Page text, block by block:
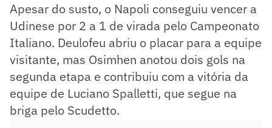
Apesar do susto, o Napoli conseguiu vencer a
Udinese por 2 a 1 de virada pelo Campeonato
Italiano. Deulofeu abriu o placar para a equipe
visitante, mas Osimhen anotou dois gols na
segunda etapa e contribuiu com a vitória da
equipe de Luciano Spalletti, que segue na
briga pelo Scudetto.